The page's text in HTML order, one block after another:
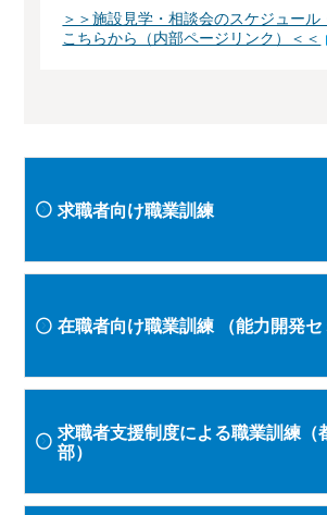
＞＞施設見学・相談会のスケジュール
こちらから（内部ページリンク）＜＜
求職者向け職業訓練
在職者向け職業訓練 （能力開発セ
求職者支援制度による職業訓練（
部）